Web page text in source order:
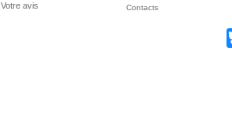
Votre avis Contacts